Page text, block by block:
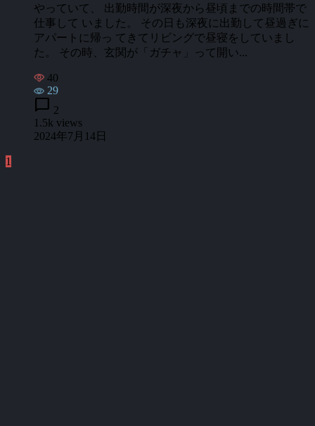
やっていて、 出勤時間が深夜から昼頃までの時間帯で
仕事して いました。 その日も深夜に出勤して昼過ぎに
アパートに帰っ てきてリビングで昼寝をしていまし
た。 その時、玄関が「ガチャ」って開い...
40
29
chat_bubble 2
1.5k views
2024年7月14日
1